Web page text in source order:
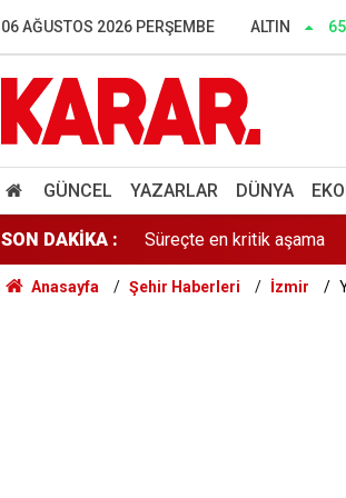
06 AĞUSTOS 2026 PERŞEMBE ALTIN
GÜNCEL YAZARLAR DÜNYA
SON DAKİKA :
İnce: Muhalefet 'nasıl
Lozan mübadillerinden
Süreçte en kritik aşama
Gaziantep'te acı olay! 91
Belediye kursunda
Anasayfa Şehir Haberleri İzmir